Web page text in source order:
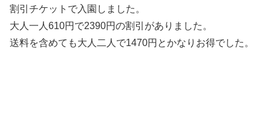
割引チケットで入園しました。
大人一人610円で2390円の割引がありました。
送料を含めても大人二人で1470円とかなりお得でした。